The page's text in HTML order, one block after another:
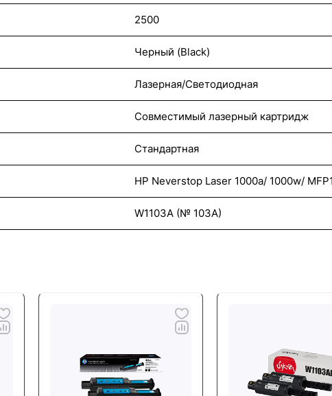
2500
Черный (Black)
Лазерная/Светодиодная
Совместимый лазерный картридж
Стандартная
HP Neverstop Laser 1000a/ 1000w/
W1103A (№ 103A)